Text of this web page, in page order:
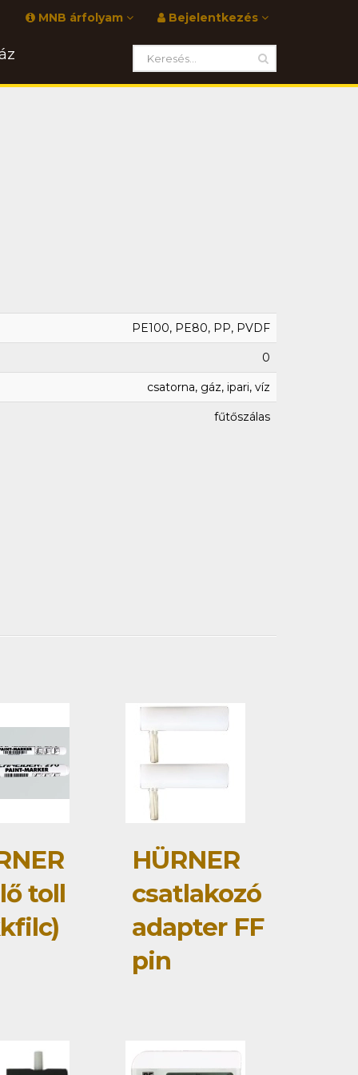
Bejelentkezés
MNB árfolyam
PE100, PE80, PP, PVDF
0
csatorna, gáz, ipari, víz
fűtőszálas
toll
HÜRNER
csatlakozó
adapter FF
pin